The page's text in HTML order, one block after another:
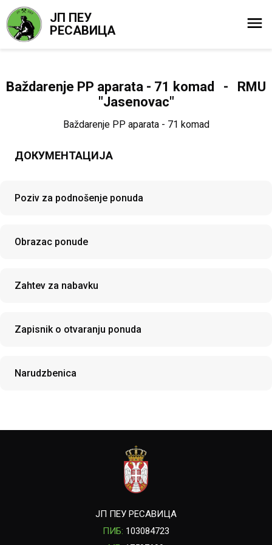
ЈП ПЕУ
РЕСАВИЦА
Baždarenje PP aparata - 71 komad - RMU
"Jasenovac"
Baždarenje PP aparata - 71 komad
ДОКУМЕНТАЦИЈА
Poziv za podnošenje ponuda
Obrazac ponude
Zahtev za nabavku
Zapisnik o otvaranju ponuda
Narudzbenica
ЈП ПЕУ РЕСАВИЦА
ПИБ: 103084723